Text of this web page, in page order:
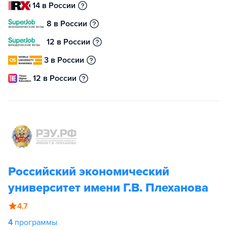
14 в России
8 в России
12 в России
3 в России
12 в России
Российский экономический
университет имени Г.В. Плеханова
4.7
4 программы